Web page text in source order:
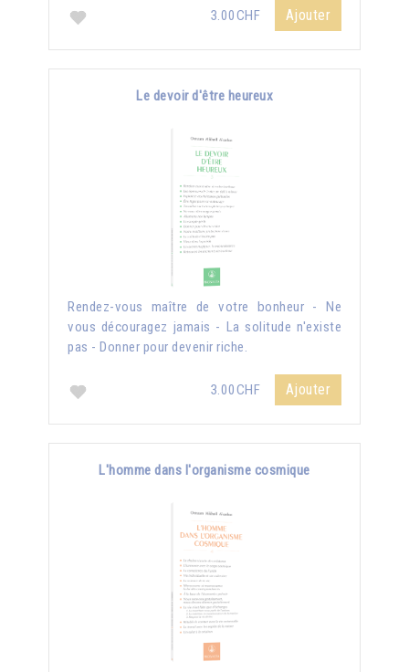
3.00CHF Ajouter
Le devoir d'être heureux
Rendez-vous maître de votre bonheur - Ne
vous découragez jamais - La solitude n'existe
pas - Donner pour devenir riche.
3.00CHF Ajouter
L'homme dans l'organisme cosmique